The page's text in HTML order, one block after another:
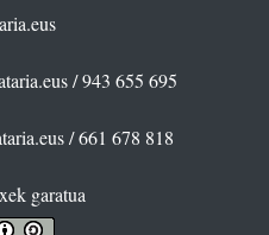
/ 943 655 695
/ 661 678 818
garatua